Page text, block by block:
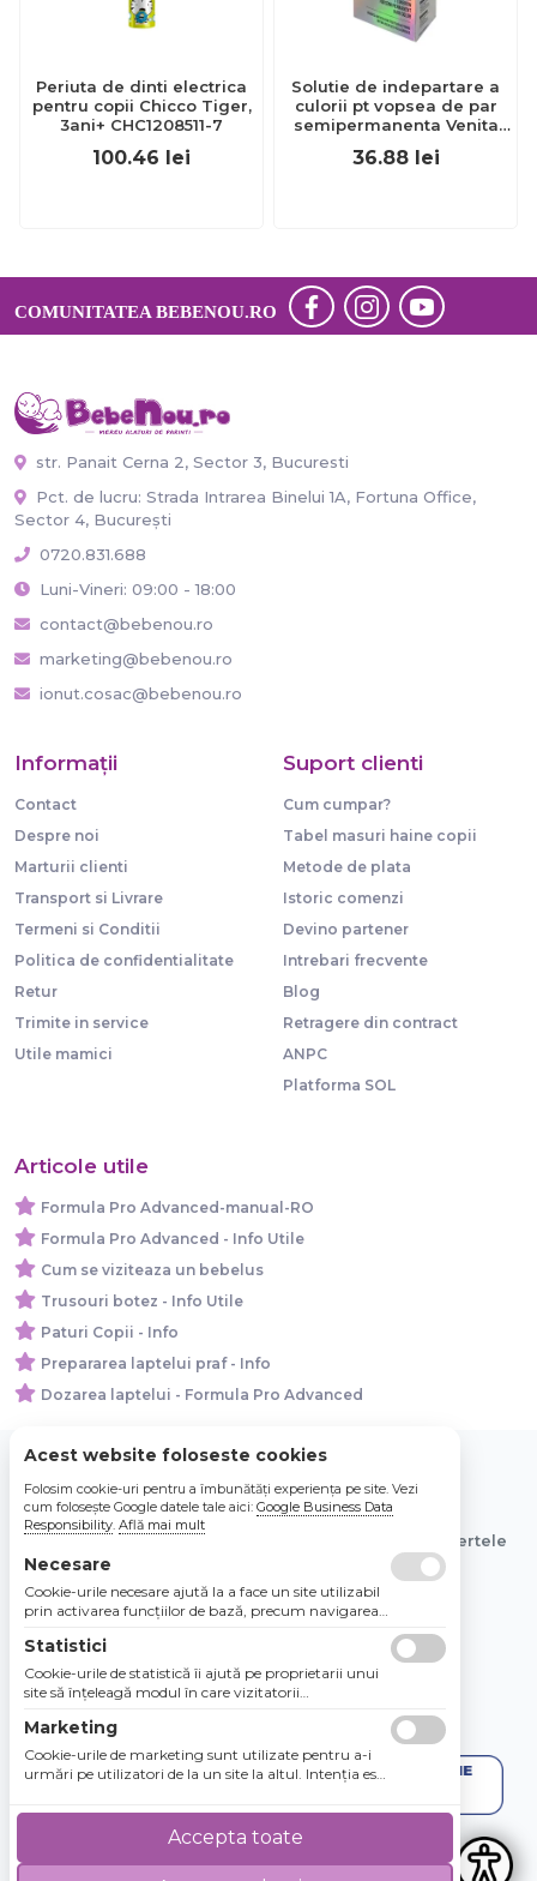
Periuta de dinti electrica
pentru copii Chicco Tiger,
3ani+ CHC1208511-7
100.46 lei
Solutie de indepartare a
culorii pt vopsea de par
semipermanenta Venita
Hair Color Remover, 115ml
15 ml
36.88 lei
COMUNITATEA BEBENOU.RO
str. Panait Cerna 2, Sector 3, Bucuresti
Pct. de lucru: Strada Intrarea Binelui 1A, Fortuna Office,
Sector 4, București
0720.831.688
Luni-Vineri: 09:00 - 18:00
contact@bebenou.ro
marketing@bebenou.ro
ionut.cosac@bebenou.ro
Informaţii
Contact
Despre noi
Marturii clienti
Transport si Livrare
Termeni si Conditii
Politica de confidentialitate
Retur
Trimite in service
Utile mamici
Suport clienti
Cum cumpar?
Tabel masuri haine copii
Metode de plata
Istoric comenzi
Devino partener
Intrebari frecvente
Blog
Retragere din contract
ANPC
Platforma SOL
Articole utile
Formula Pro Advanced-manual-RO
Formula Pro Advanced - Info Utile
Cum se viziteaza un bebelus
Trusouri botez - Info Utile
Paturi Copii - Info
Prepararea laptelui praf - Info
Dozarea laptelui - Formula Pro Advanced
© 2026 Bebe Nou Online Store SRL
Toate preturile sunt exprimate in lei si includ tva. Ofertele
sunt valabile in limita stocului disponibil.
Acest website foloseste cookies
Folosim cookie-uri pentru a îmbunătăți experiența pe site. Vezi
cum folosește Google datele tale aici: Google Business Data
Responsibility. Află mai mult
Necesare
Cookie-urile necesare ajută la a face un site utilizabil
prin activarea funcţiilor de bază, precum navigarea
Site-ul nu poate funcţiona corespunzător fără aceste
cookie-uri.
Statistici
Cookie-urile de statistică îi ajută pe proprietarii unui
site să înţeleagă modul în care vizitatorii
raportarea informaţiilor în mod anonim.
Marketing
Cookie-urile de marketing sunt utilizate pentru a-i
urmări pe utilizatori de la un site la altul. Intenţia este
utilizatorii individuali, aşadar ele sunt mai valoroase
pentru agenţiile de puiblicitate şi părţile terţe care se
Accepta toate